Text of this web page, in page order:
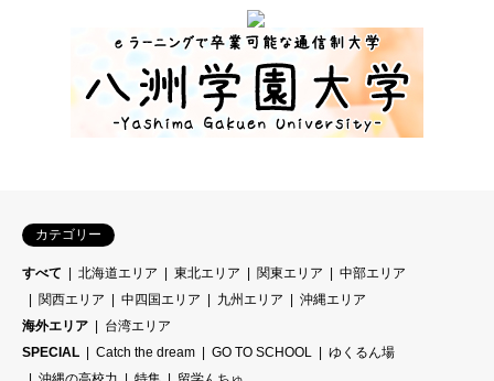
カテゴリー
すべて 北海道エリア 東北エリア 関東エリア
中部エリア
関西エリア
中四国エリア 九州エリア
沖縄エリア
海外エリア
台湾エリア
SPECIAL
Catch the dream GO TO SCHOOL
ゆくるん場